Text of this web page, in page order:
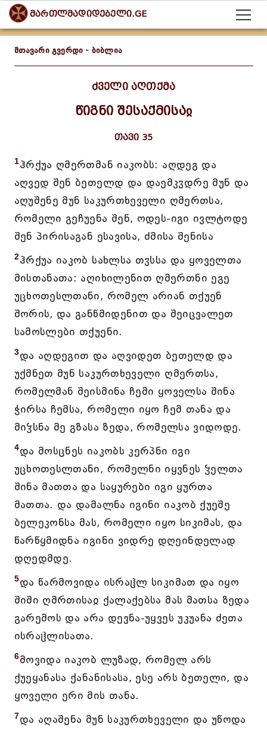
მართლმადიდებელი.GE
მთავარი გვერდი - ბიბლია
ძველი აღთქმა
წიგნი შესაქმისაჲ
თავი 35
1ჰრქუა ღმერთმან იაკობს: აღდეგ და
აღვედ შენ ბეთელდ და დაემკჳდრე მუნ და
აღუშენე მუნ საკურთხეველი ღმერთსა,
რომელი გეჩუენა შენ, ოდეს-იგი ივლტოდე
შენ პირისაგან ესავისა, ძმისა შენისა
2ჰრქუა იაკობ სახლსა თჳსსა და ყოველთა
მისთანათა: აღიხილენით ღმერთნი ეგე
უცხოთესლთანი, რომელ არიან თქუენ
შორის, და განწმიდენით და შეიცვალეთ
სამოსლები თქუენი.
3და აღდეგით და აღვიდეთ ბეთელდ და
უქმნეთ მუნ საკურთხეველი ღმერთსა,
რომელმან შეისმინა ჩემი ყოველსა შინა
ჭირსა ჩემსა, რომელი იყო ჩემ თანა და
მიჴსნა მე გზასა ზედა, რომელსა ვიდოდე.
4და მოსცნეს იაკობს კერპნი იგი
უცხოთესლთანი, რომელნი იყვნეს ჴელთა
შინა მათთა და საყურები იგი ყურთა
მათთა. და დამალნა იგინი იაკობ ქუეშე
ბელეკონსა მას, რომელი იყო სიკიმას, და
წარწყმიდნა იგინი ვიდრე დღეინდელად
დღედმდე.
5და წარმოვიდა ისრაჱლ სიკიმათ და იყო
შიში ღმრთისაჲ ქალაქებსა მას მათსა ზედა
გარემოს და არა დევნა-უყვეს უკუანა ძეთა
ისრაჱლისათა.
6მოვიდა იაკობ ლუზად, რომელ არს
ქუეყანასა ქანანისასა, ესე არს ბეთელი, და
ყოველი ერი მის თანა.
7და აღაშენა მუნ საკურთხეველი და უწოდა